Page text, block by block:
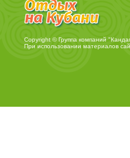
Copyright © Группа компаний
При использовании материалов